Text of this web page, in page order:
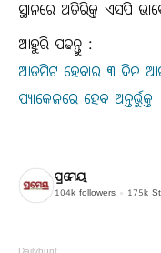
ସ୍ଥାନରେ ଅତିରିକ୍ତ ଏସପି
ଆହୁରି ପଢନ୍ତୁ :
ଆଡମିଟ ହେବାର ୩ ଦିନ
ପ୍ୟାକେଜରେ ହେବ ଅନ୍ତର୍ଭୁକ୍ତ
ପ୍ରମେୟ
104k followers 175k